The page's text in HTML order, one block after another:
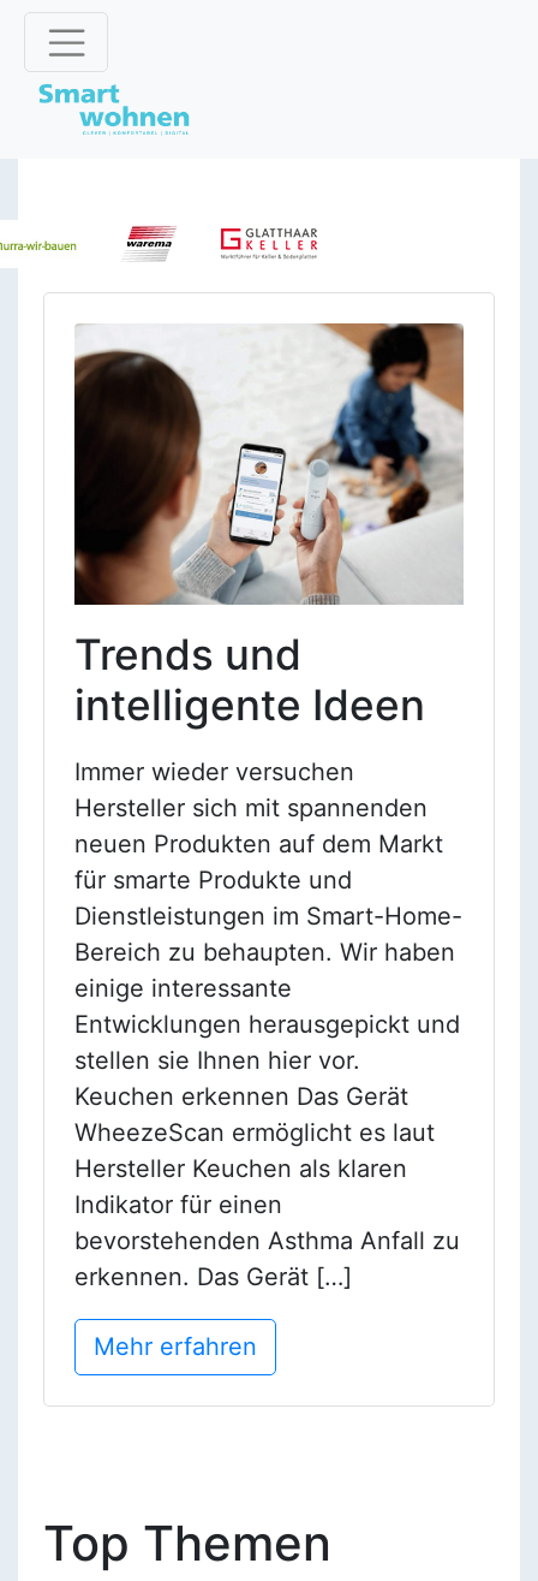
Trends und
intelligente Ideen
Immer wieder versuchen
Hersteller sich mit spannenden
neuen Produkten auf dem Markt
für smarte Produkte und
Dienstleistungen im Smart-Home-
Bereich zu behaupten. Wir haben
einige interessante
Entwicklungen herausgepickt und
stellen sie Ihnen hier vor.
Keuchen erkennen Das Gerät
WheezeScan ermöglicht es laut
Hersteller Keuchen als klaren
Indikator für einen
bevorstehenden Asthma Anfall zu
erkennen. Das Gerät […]
Mehr erfahren
Top Themen